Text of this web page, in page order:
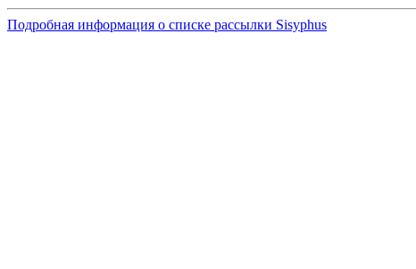
Подробная информация о списке рассылки Sisyphus